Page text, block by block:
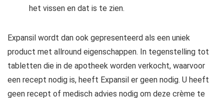
het vissen en dat is te zien.
Expansil wordt dan ook gepresenteerd als een uniek
product met allround eigenschappen. In tegenstelling tot
tabletten die in de apotheek worden verkocht, waarvoor
een recept nodig is, heeft Expansil er geen nodig. U heeft
geen recept of medisch advies nodig om deze crème te